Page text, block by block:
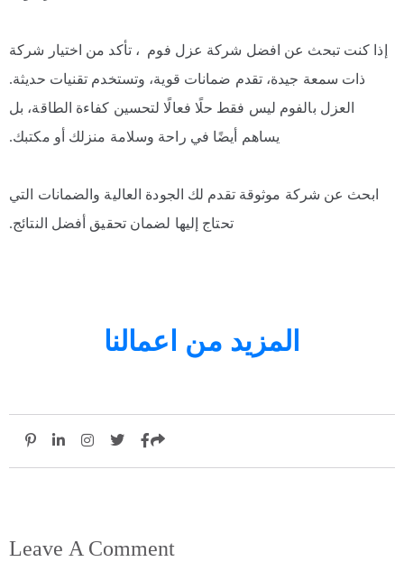
إذا كنت تبحث عن افضل شركة عزل فوم ، تأكد من اختيار شركة
ذات سمعة جيدة، تقدم ضمانات قوية، وتستخدم تقنيات حديثة.
العزل بالفوم ليس فقط حلًا فعالًا لتحسين كفاءة الطاقة، بل
يساهم أيضًا في راحة وسلامة منزلك أو مكتبك.
ابحث عن شركة موثوقة تقدم لك الجودة العالية والضمانات التي
تحتاج إليها لضمان تحقيق أفضل النتائج.
المزيد من اعمالنا
Leave A Comment